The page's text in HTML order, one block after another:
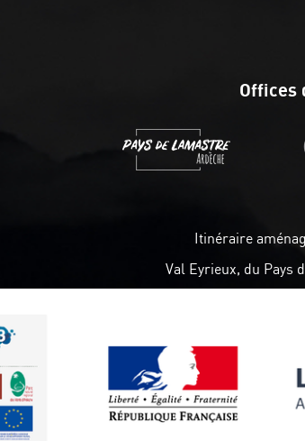
Offices
Itinéraire
Val Eyrieux, du Pays